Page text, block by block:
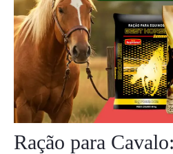
Ração para